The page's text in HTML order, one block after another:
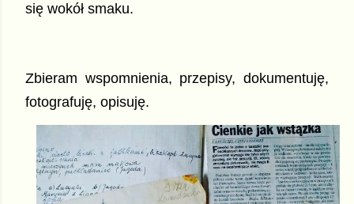
się wokół smaku.
Zbieram wspomnienia, przepisy, dokumentuję,
fotografuję, opisuję.